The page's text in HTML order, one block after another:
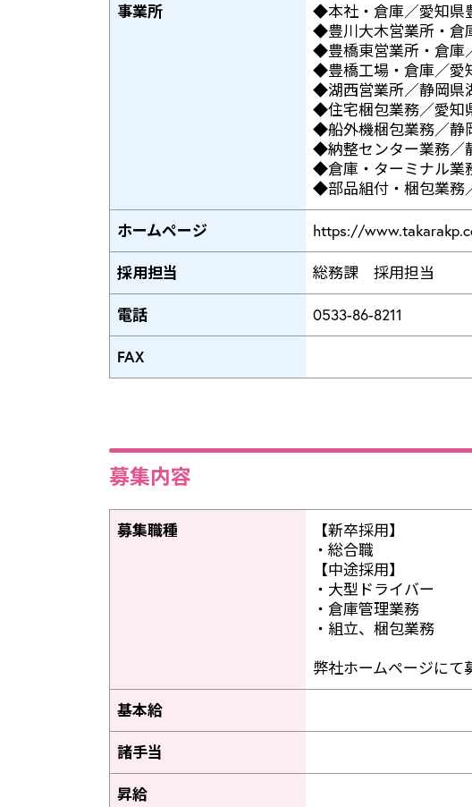
事業所
◆本社・倉庫／愛知県
◆豊川大木営業所・倉
◆豊橋東営業所・倉庫
◆豊橋工場・倉庫／愛
◆湖西営業所／静岡県
◆住宅梱包業務／愛知
◆船外機梱包業務／静
◆納整センター業務／
◆倉庫・ターミナル業
◆部品組付・梱包業務
ホームページ https://
採用担当 総務課 採用担当
電話 0533-86-8211
FAX
募集内容
募集職種
【新卒採用】
・総合職
【中途採用】
・大型ドライバー
・倉庫管理業務
・組立、梱包業務
弊社ホームページにて
基本給
諸手当
昇給